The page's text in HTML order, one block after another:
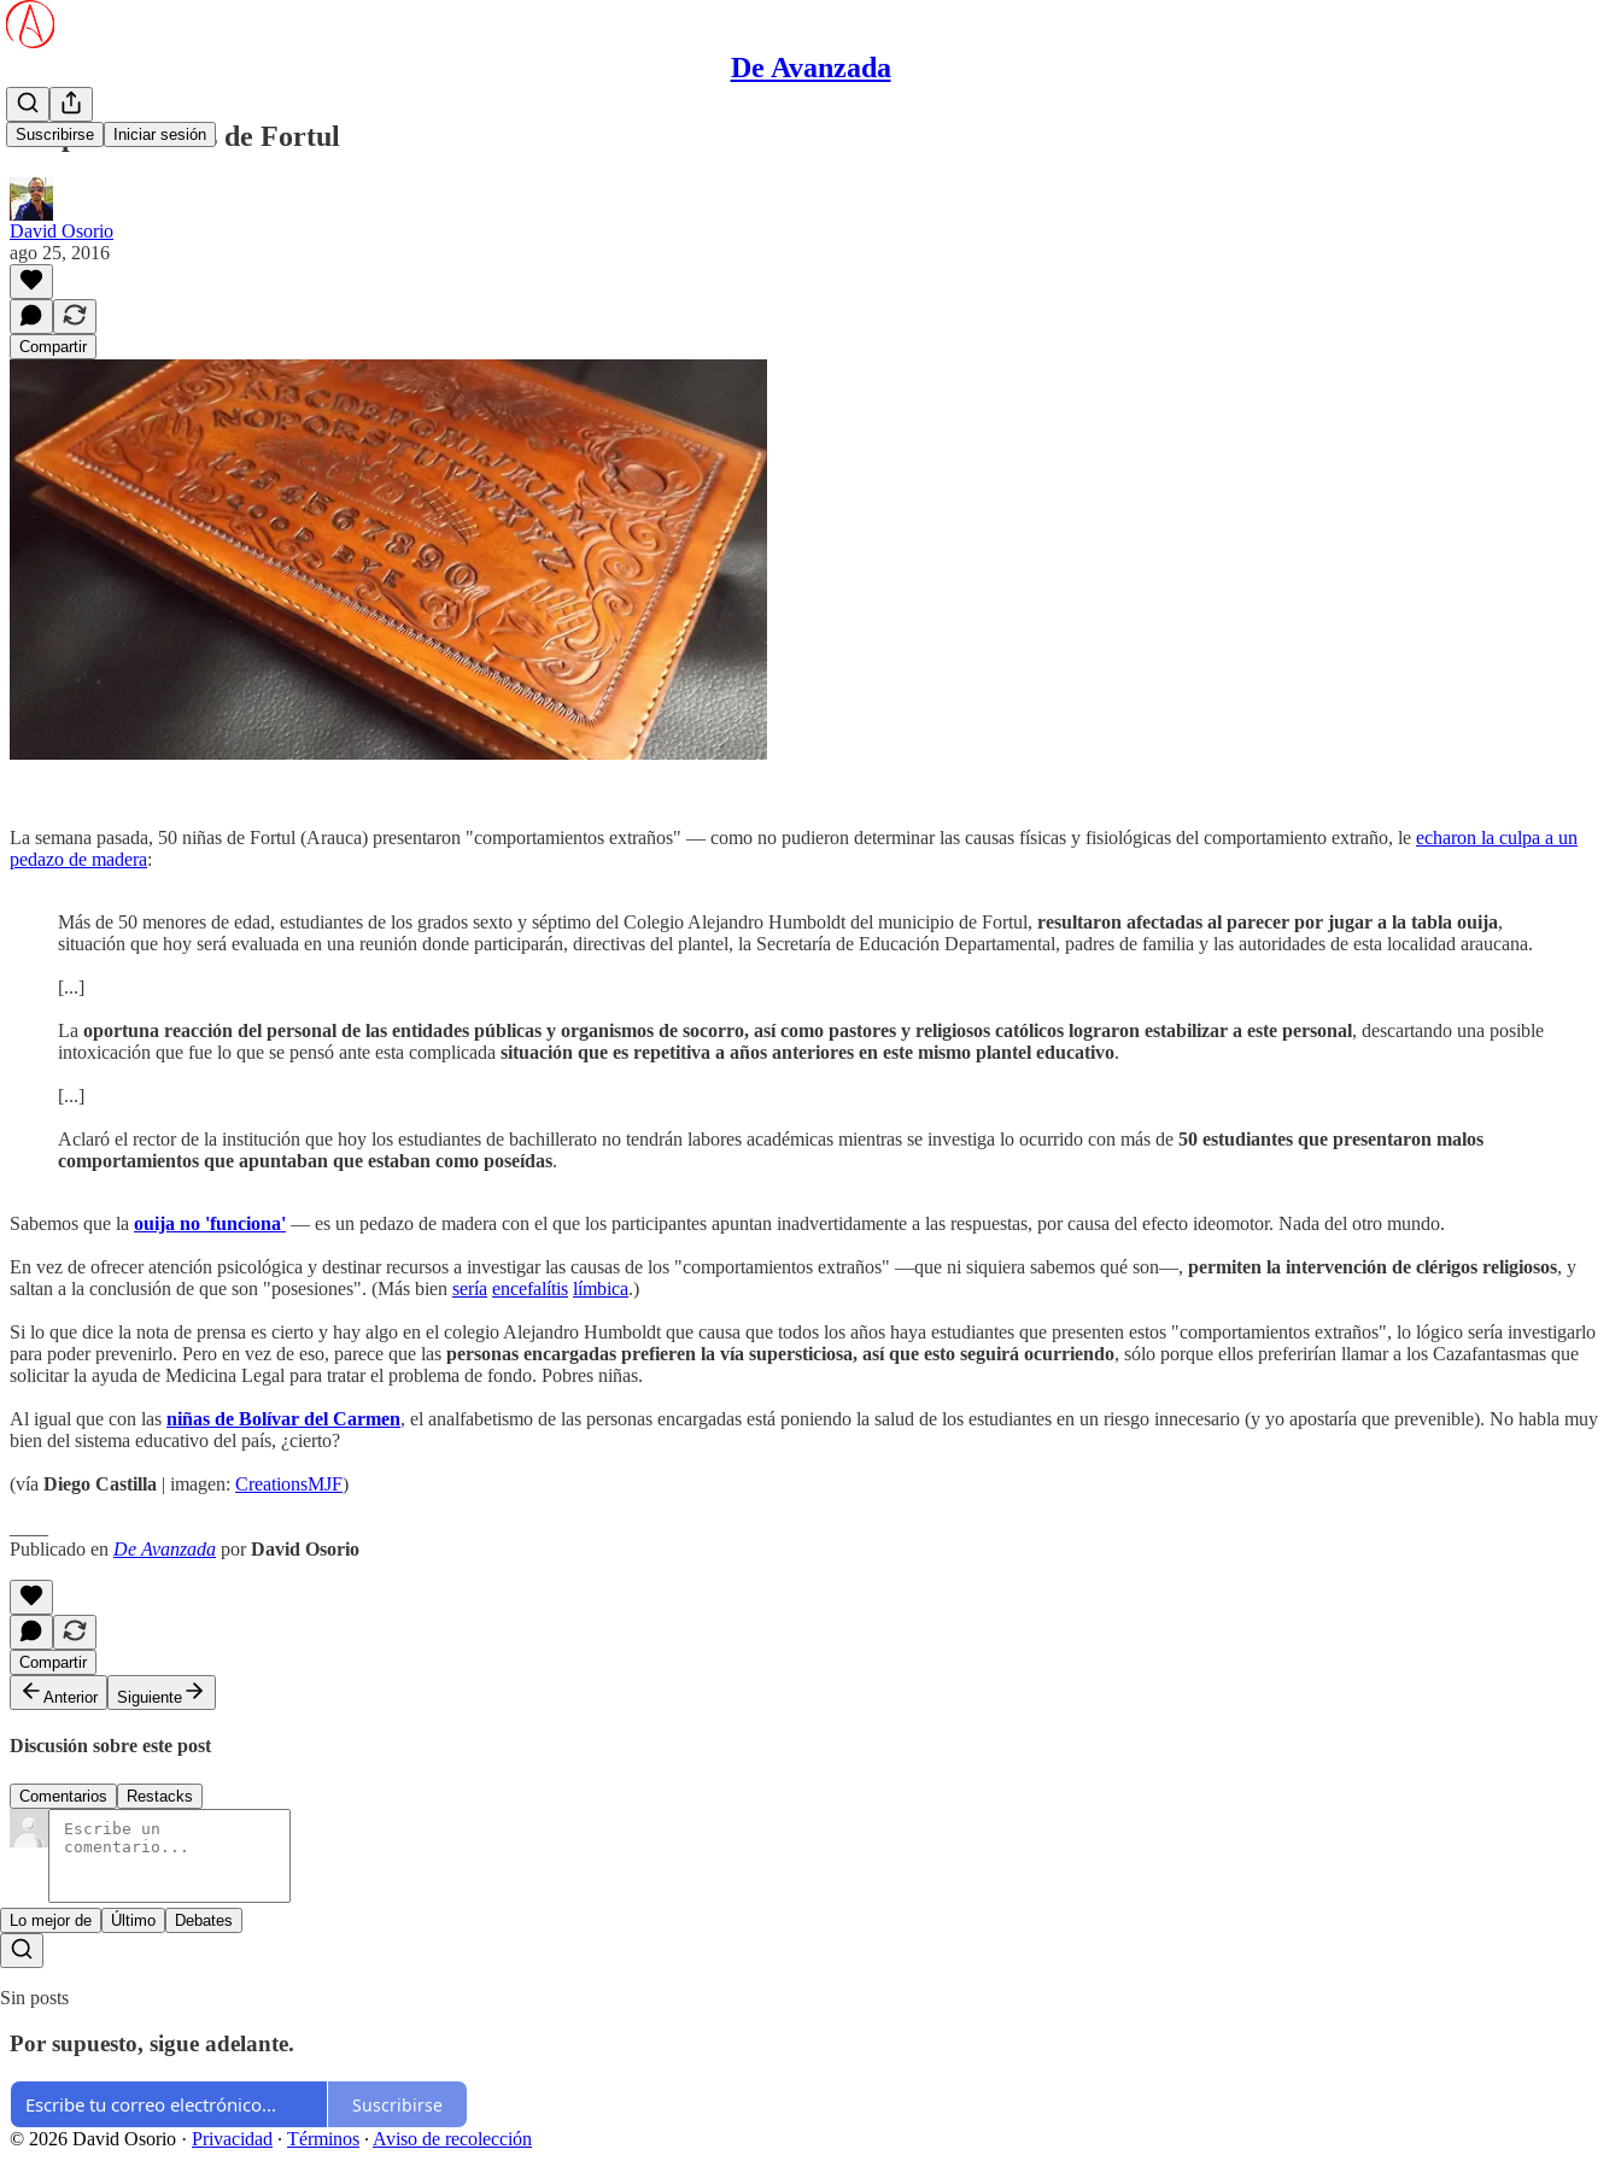
De Avanzada
Suscribirse Iniciar sesión
Las pobres niñas de Fortul
David Osorio
ago 25, 2016
Compartir
La semana pasada, 50 niñas de Fortul (Arauca) presentaron "comportamientos extraños" — como no pudieron determinar las causas físicas y fisiológicas del comportamiento extraño, le echaron la culpa a un
pedazo de madera:
Más de 50 menores de edad, estudiantes de los grados sexto y séptimo del Colegio Alejandro Humboldt del municipio de Fortul, resultaron afectadas al parecer por jugar a la tabla ouija,
situación que hoy será evaluada en una reunión donde participarán, directivas del plantel, la Secretaría de Educación Departamental, padres de familia y las autoridades de esta localidad araucana.
[...]
La oportuna reacción del personal de las entidades públicas y organismos de socorro, así como pastores y religiosos católicos lograron estabilizar a este personal, descartando una posible
intoxicación que fue lo que se pensó ante esta complicada situación que es repetitiva a años anteriores en este mismo plantel educativo.
[...]
Aclaró el rector de la institución que hoy los estudiantes de bachillerato no tendrán labores académicas mientras se investiga lo ocurrido con más de 50 estudiantes que presentaron malos
comportamientos que apuntaban que estaban como poseídas.
Sabemos que la ouija no 'funciona' — es un pedazo de madera con el que los participantes apuntan inadvertidamente a las respuestas, por causa del efecto ideomotor. Nada del otro mundo.
En vez de ofrecer atención psicológica y destinar recursos a investigar las causas de los "comportamientos extraños" —que ni siquiera sabemos qué son—, permiten la intervención de clérigos religiosos, y
saltan a la conclusión de que son "posesiones". (Más bien sería encefalítis límbica.)
Si lo que dice la nota de prensa es cierto y hay algo en el colegio Alejandro Humboldt que causa que todos los años haya estudiantes que presenten estos "comportamientos extraños", lo lógico sería investigarlo
para poder prevenirlo. Pero en vez de eso, parece que las personas encargadas prefieren la vía supersticiosa, así que esto seguirá ocurriendo, sólo porque ellos preferirían llamar a los Cazafantasmas que
solicitar la ayuda de Medicina Legal para tratar el problema de fondo. Pobres niñas.
Al igual que con las niñas de Bolívar del Carmen, el analfabetismo de las personas encargadas está poniendo la salud de los estudiantes en un riesgo innecesario (y yo apostaría que prevenible). No habla muy
bien del sistema educativo del país, ¿cierto?
(vía Diego Castilla | imagen: CreationsMJF)
Publicado en De Avanzada porDavid Osorio
Compartir
Anterior
Siguiente
Discusión sobre este post
Comentarios Restacks
Lo mejor de Último Debates
Sin posts
Por supuesto, sigue adelante.
Suscribirse
© 2026 David Osorio · Privacidad ∙ Términos ∙ Aviso de recolección